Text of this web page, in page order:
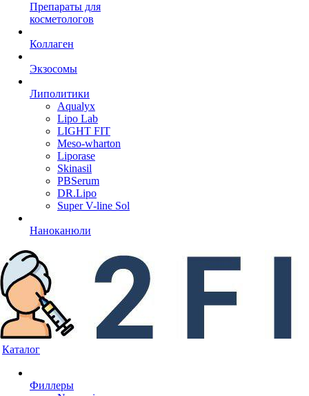
Препараты для
косметологов
Коллаген
Экзосомы
Липолитики
Aqualyx
Lipo Lab
LIGHT FIT
Meso-wharton
Liporase
Skinasil
PBSerum
DR.Lipo
Super V-line Sol
Наноканюли
Каталог
Филлеры